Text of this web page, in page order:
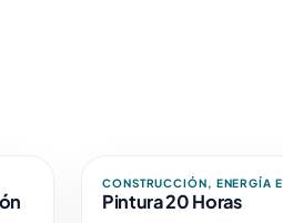
CONSTRUCCIÓN, ENERGÍA E
INFRAESTRUCTURAS
Pintura 20 Horas